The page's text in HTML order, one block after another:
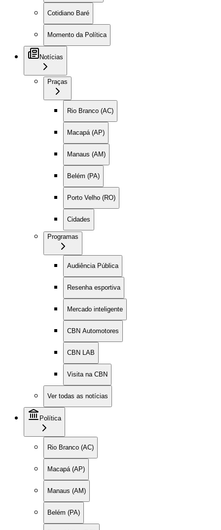
Cotidiano Baré
Momento da Política
Notícias
Praças
Rio Branco (AC)
Macapá (AP)
Manaus (AM)
Belém (PA)
Porto Velho (RO)
Cidades
Programas
Audiência Pública
Resenha esportiva
Mercado inteligente
CBN Automotores
CBN LAB
Visita na CBN
Ver todas as notícias
Política
Rio Branco (AC)
Macapá (AP)
Manaus (AM)
Belém (PA)